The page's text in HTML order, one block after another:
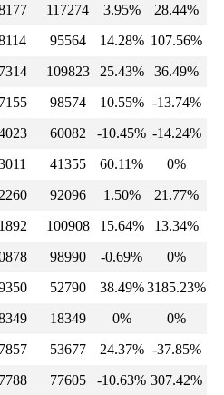
117274 3.95%
28.44%
95564 14.28% 107.56%
109823 25.43%
36.49%
98574 10.55% -13.74%
60082 -10.45% -14.24%
41355 60.11%
0%
92096 1.50%
21.77%
100908 15.64%
13.34%
98990 -0.69%
0%
52790 38.49% 3185.23%
18349 0%
0%
53677 24.37% -37.85%
77605 -10.63% 307.42%